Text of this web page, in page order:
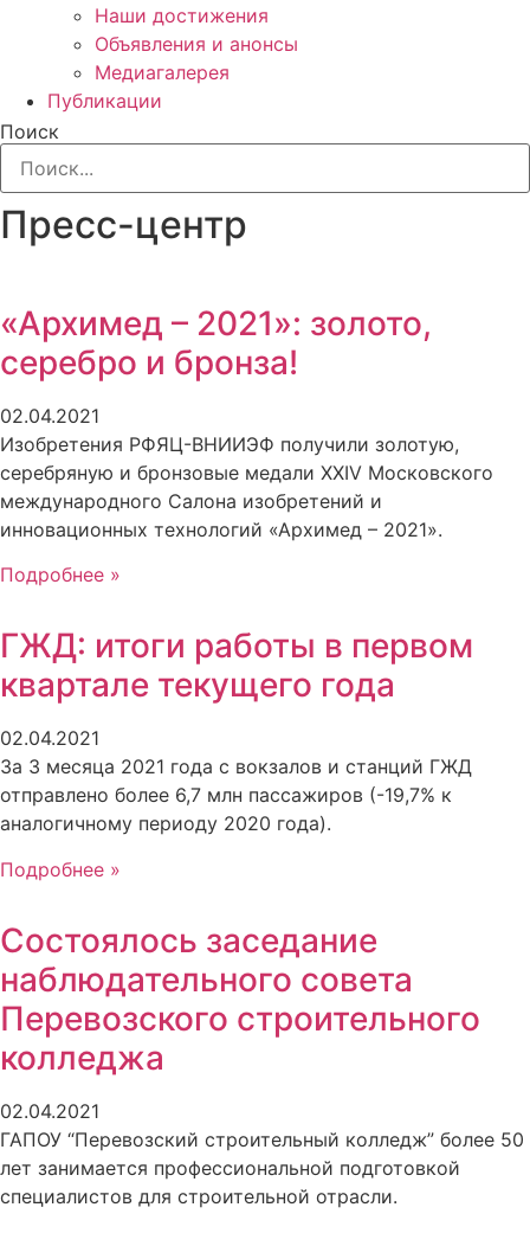
Наши достижения
Объявления и анонсы
Медиагалерея
Публикации
Поиск
Пресс-центр
«Архимед – 2021»: золото,
серебро и бронза!
02.04.2021
Изобретения РФЯЦ-ВНИИЭФ получили золотую,
серебряную и бронзовые медали XXIV Московского
международного Салона изобретений и
инновационных технологий «Архимед – 2021».
Подробнее »
ГЖД: итоги работы в первом
квартале текущего года
02.04.2021
За 3 месяца 2021 года с вокзалов и станций ГЖД
отправлено более 6,7 млн пассажиров (-19,7% к
аналогичному периоду 2020 года).
Подробнее »
Состоялось заседание
наблюдательного совета
Перевозского строительного
колледжа
02.04.2021
ГАПОУ “Перевозский строительный колледж” более 50
лет занимается профессиональной подготовкой
специалистов для строительной отрасли.